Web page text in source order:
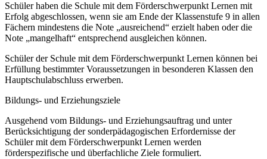
Schüler haben die Schule mit dem Förderschwerpunkt Lernen mit
Erfolg abgeschlossen, wenn sie am Ende der Klassenstufe 9 in allen
Fächern mindestens die Note „ausreichend“ erzielt haben oder die
Note „mangelhaft“ entsprechend ausgleichen können.
Schüler der Schule mit dem Förderschwerpunkt Lernen können bei
Erfüllung bestimmter Voraussetzungen in besonderen Klassen den
Hauptschulabschluss erwerben.
Bildungs- und Erziehungsziele
Ausgehend vom Bildungs- und Erziehungsauftrag und unter
Berücksichtigung der sonderpädagogischen Erfordernisse der
Schüler mit dem Förderschwerpunkt Lernen werden
förderspezifische und überfachliche Ziele formuliert.